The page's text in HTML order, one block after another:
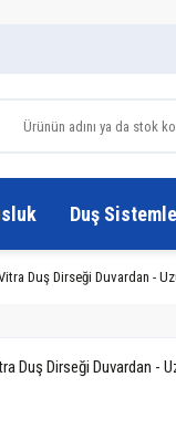
Duş
Duş Dirseği Duvardan -